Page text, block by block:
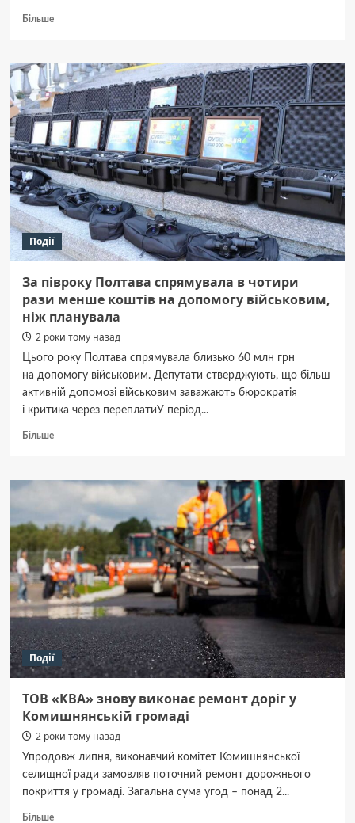
БільшеДокладніше
в
Полтаві
погруддя
Ватутіна
та
Пушкіна
відправили
до
музею
на
Сумщині
Події
За півроку Полтава спрямувала в чотири
рази менше коштів на допомогу військовим,
ніж планувала
2 роки тому назад
Цього року Полтава спрямувала близько 60 млн грн
на допомогу військовим. Депутати стверджують, що більш
активній допомозі військовим заважають бюрократія
і критика через переплатиУ період...
БільшеДокладніше
Полтава
рази
менше
коштів
на допомогу
військовим,
ніж
планувала
Події
ТОВ «КВА» знову виконає ремонт доріг у
Комишнянській громаді
2 роки тому назад
Упродовж липня, виконавчий комітет Комишнянської
селищної ради замовляв поточний ремонт дорожнього
покриття у громаді. Загальна сума угод – понад 2...
БільшеДокладніше